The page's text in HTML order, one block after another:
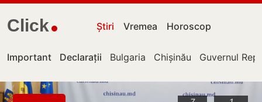
Click Știri Vremea Horoscop
Important Declarații Bulgaria Chișinău Guvernul